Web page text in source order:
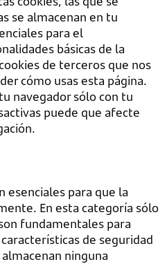
se almacenan en tu
para el
básicas de la
de terceros que nos
cómo usas esta página.
navegador sólo con tu
puede que afecte
esenciales para que la
En esta categoría sólo
fundamentales para
de seguridad
ninguna